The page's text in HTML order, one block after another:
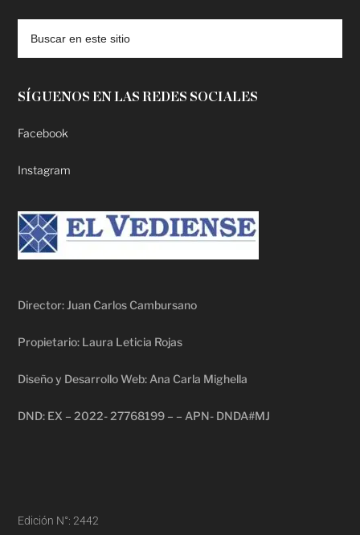
SÍGUENOS EN LAS REDES SOCIALES
Facebook
Instagram
Director: Juan Carlos Cambursano
Propietario: Laura Leticia Rojas
Diseño y Desarrollo Web: Ana Carla Mighella
DND: EX – 2022- 27768199 – – APN- DNDA#MJ
Edición N°: 2442